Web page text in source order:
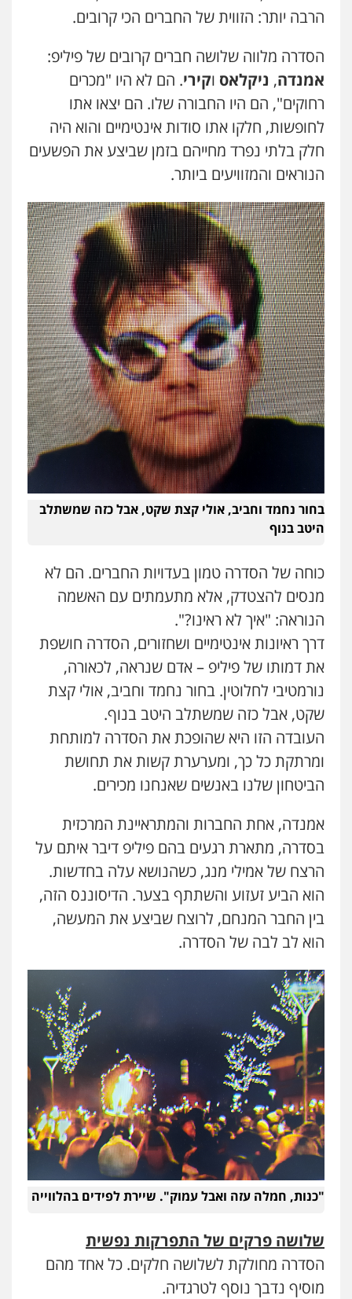
הרבה יותר: הזווית של החברים הכי קרובים.
הסדרה מלווה שלושה חברים קרובים של פיליפ:
אמנדה, ניקלאס וקירי. הם לא היו "מכרים
רחוקים", הם היו החבורה שלו. הם יצאו אתו
לחופשות, חלקו אתו סודות אינטימיים והוא היה
חלק בלתי נפרד מחייהם בזמן שביצע את הפשעים
הנוראים והמזוויעים ביותר.
בחור נחמד וחביב, אולי קצת שקט, אבל כזה שמשתלב
היטב בנוף
כוחה של הסדרה טמון בעדויות החברים. הם לא
מנסים להצטדק, אלא מתעמתים עם האשמה
הנוראה: "איך לא ראינו?".
דרך ראיונות אינטימיים ושחזורים, הסדרה חושפת
את דמותו של פיליפ – אדם שנראה, לכאורה,
נורמטיבי לחלוטין. בחור נחמד וחביב, אולי קצת
שקט, אבל כזה שמשתלב היטב בנוף.
העובדה הזו היא שהופכת את הסדרה למותחת
ומרתקת כל כך, ומערערת קשות את תחושת
הביטחון שלנו באנשים שאנחנו מכירים.
אמנדה, אחת החברות והמתראיינת המרכזית
בסדרה, מתארת רגעים בהם פיליפ דיבר איתם על
הרצח של אמילי מנג, כשהנושא עלה בחדשות.
הוא הביע זעזוע והשתתף בצער. הדיסוננס הזה,
בין החבר המנחם, לרוצח שביצע את המעשה,
הוא לב לבה של הסדרה.
"כנות, חמלה עזה ואבל עמוק". שיירת לפידים בהלווייה
שלושה פרקים של התפרקות נפשית
הסדרה מחולקת לשלושה חלקים. כל אחד מהם
מוסיף נדבך נוסף לטרגדיה.